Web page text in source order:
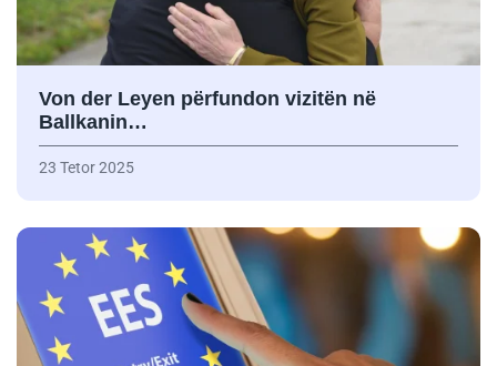
Von der Leyen përfundon vizitën në
Ballkanin…
23 Tetor 2025